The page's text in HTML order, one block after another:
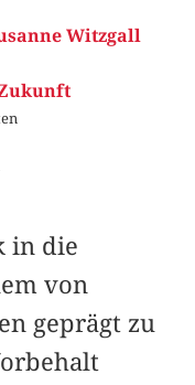
Witzgall
in die
von
geprägt zu